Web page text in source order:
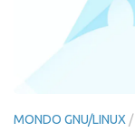
MONDO GNU/LINUX /